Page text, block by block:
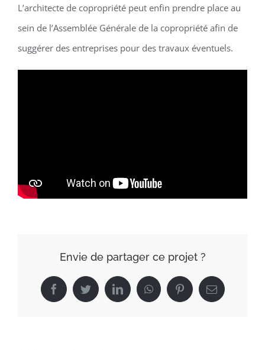
L’architecte de copropriété peut enfin prendre place au
sein de l’Assemblée Générale de la copropriété afin de
suggérer des entreprises pour des travaux éventuels.
Envie de partager ce projet ?
FacebookTwitterLinkedInWhatsAppPinterestEmail